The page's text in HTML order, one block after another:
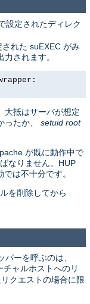
設定されたディレク
れた suEXEC がみ
されます。
大抵はサーバが想定
ったか、 setuid root
が既に動作中で
なりません。HUP
は不十分です。
を削除してから
ーを呼ぶのは、
ャルホストへのリ
クエストの場合に限